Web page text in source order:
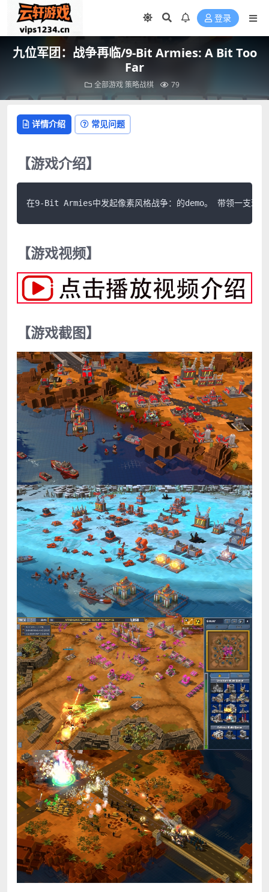
登录
九位军团：战争再临/9-Bit Armies: A Bit Too
Far
全部游戏策略战棋 79
详情介绍 常见问题
【游戏介绍】
在9-Bit Armies中发起像素风格战争：的demo。 带领一支现
【游戏视频】
【游戏截图】